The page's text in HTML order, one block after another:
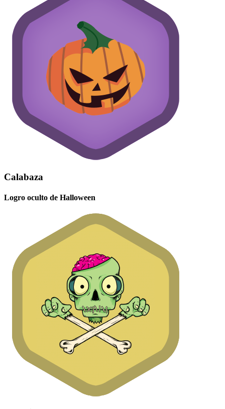
Calabaza
Logro oculto de Halloween